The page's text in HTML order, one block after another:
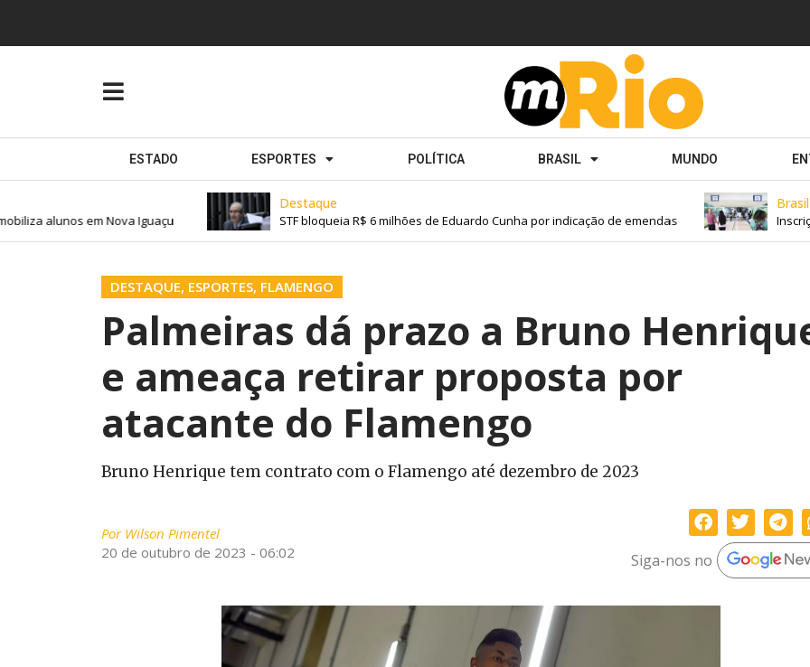
ESTADO ESPORTES POLÍTICA BRASIL MUNDO
Destaque
STF bloqueia R$ 6 milhões de Eduardo Cunha por indicação de emendas
Brasil
alunos em Nova Iguaçu
DESTAQUE, ESPORTES, FLAMENGO
Palmeiras dá prazo a Bruno
e ameaça retirar proposta por
atacante do Flamengo
Bruno Henrique tem contrato com o Flamengo até dezembro de 2023
PorWilson Pimentel
20 de outubro de 2023 - 06:02
Siga-nos no